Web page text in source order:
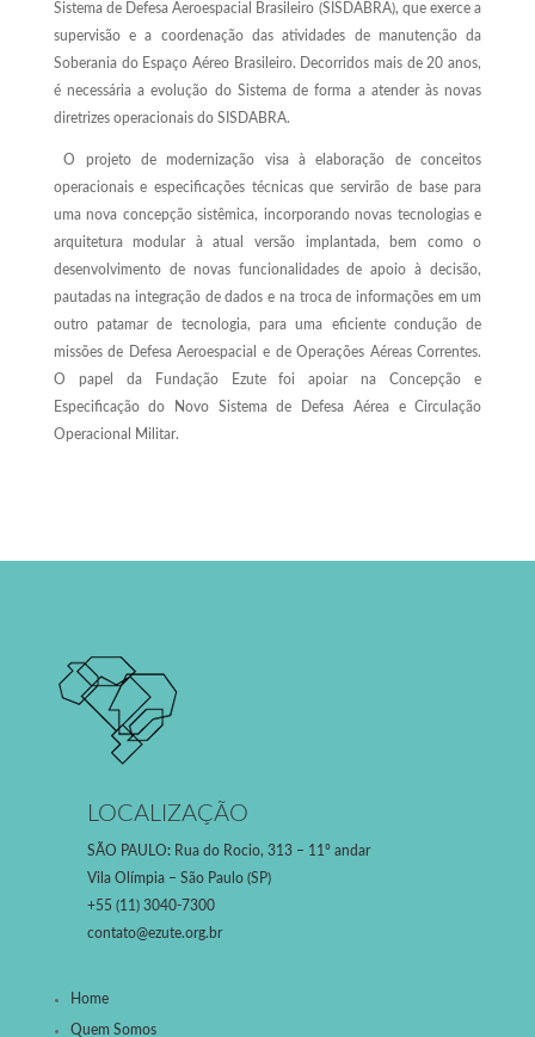
Sistema de Defesa Aeroespacial Brasileiro (SISDABRA), que exerce a
supervisão e a coordenação das atividades de manutenção da
Soberania do Espaço Aéreo Brasileiro. Decorridos mais de 20 anos,
é necessária a evolução do Sistema de forma a atender às novas
diretrizes operacionais do SISDABRA.
O projeto de modernização visa à elaboração de conceitos
operacionais e especificações técnicas que servirão de base para
uma nova concepção sistêmica, incorporando novas tecnologias e
arquitetura modular à atual versão implantada, bem como o
desenvolvimento de novas funcionalidades de apoio à decisão,
pautadas na integração de dados e na troca de informações em um
outro patamar de tecnologia, para uma eficiente condução de
missões de Defesa Aeroespacial e de Operações Aéreas Correntes.
O papel da Fundação Ezute foi apoiar na Concepção e
Especificação do Novo Sistema de Defesa Aérea e Circulação
Operacional Militar.
LOCALIZAÇÃO
SÃO PAULO: Rua do Rocio, 313 – 11º andar
Vila Olímpia – São Paulo (SP)
+55 (11) 3040-7300
contato@ezute.org.br
Home
Quem Somos